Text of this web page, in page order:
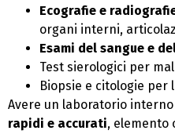
Ecografie e
organi interni,
Esami del sangue e
Test sierologici per
Biopsie e citologie per
Avere un laboratorio
rapidi e accurati, elemento